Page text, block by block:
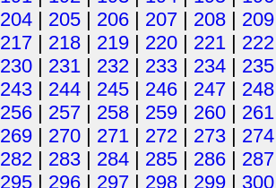
204 | 205 | 206 | 207 | 208 | 209
217 | 218 | 219 | 220 | 221 | 222
230 | 231 | 232 | 233 | 234 | 235
243 | 244 | 245 | 246 | 247 | 248
256 | 257 | 258 | 259 | 260 | 261
269 | 270 | 271 | 272 | 273 | 274
282 | 283 | 284 | 285 | 286 | 287
295 | 296 | 297 | 298 | 299 | 300